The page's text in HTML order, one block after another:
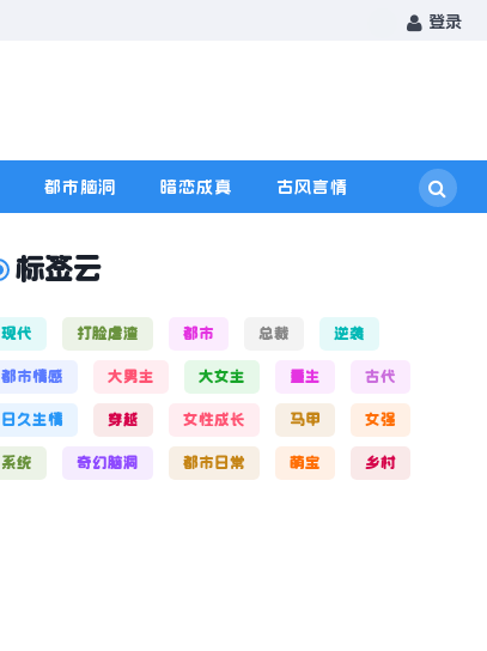
登录
都市脑洞 暗恋成真 古风言情
标签云
现代 打脸虐渣 都市 总裁 逆袭
都市情感 大男主 大女主 重生 古代
日久生情 穿越 女性成长 马甲 女强
系统 奇幻脑洞 都市日常 萌宝 乡村